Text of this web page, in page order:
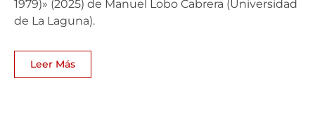
1979)» (2025) de Manuel Lobo Cabrera (Universidad
de La Laguna).
Leer Más